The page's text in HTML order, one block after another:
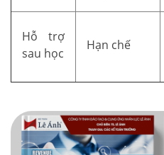
Hỗ trợ
sau học
Hạn chế